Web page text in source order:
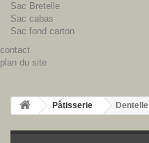
Sac Bretelle
Sac cabas
Sac fond carton
contact
plan du site
Pâtisserie Dentelle